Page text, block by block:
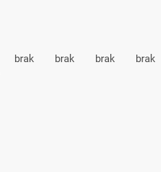
brak brak brak brak